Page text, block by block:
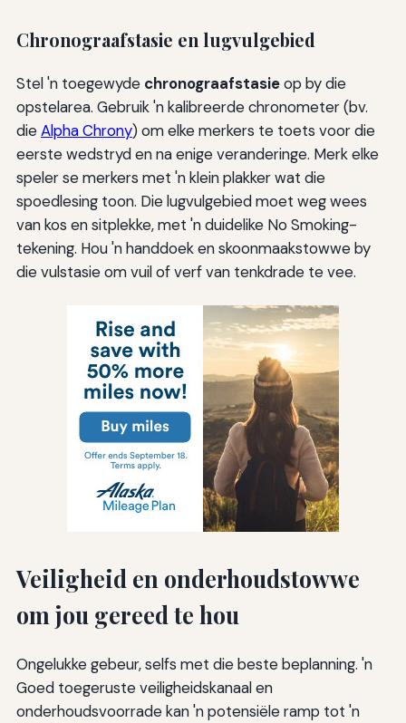
Chronograafstasie en lugvulgebied
Stel 'n toegewyde chronograafstasieop by die
opstelarea. Gebruik 'n kalibreerde chronometer (bv.
dieAlpha Chrony) om elke merkers te toets voor die
eerste wedstryd en na enige veranderinge. Merk elke
speler se merkers met 'n klein plakker wat die
spoedlesing toon. Die lugvulgebied moet weg wees
van kos en sitplekke, met 'n duidelike No Smoking-
tekening. Hou 'n handdoek en skoonmaakstowwe by
die vulstasie om vuil of verf van tenkdrade te vee.
Veiligheid en onderhoudstowwe
om jou gereed te hou
Ongelukke gebeur, selfs met die beste beplanning. 'n
Goed toegeruste veiligheidskanaal en
onderhoudsvoorrade kan 'n potensiële ramp tot 'n